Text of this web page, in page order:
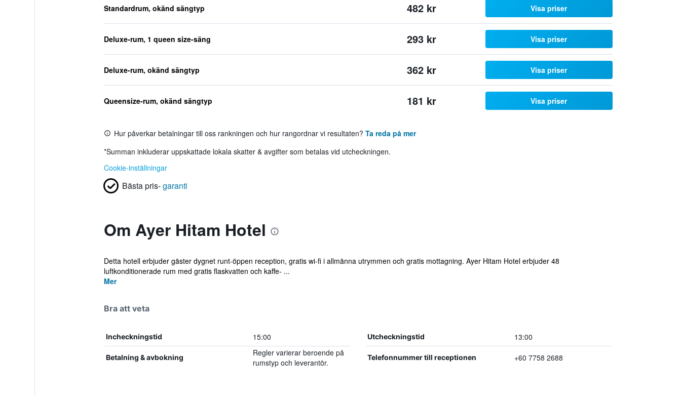
Standardrum, okänd sängtyp 482 kr Visa priser
Deluxe-rum, 1 queen size-säng 293 kr Visa priser
Deluxe-rum, okänd sängtyp 362 kr Visa priser
Queensize-rum, okänd sängtyp 181 kr Visa priser
Hur påverkar betalningar till oss rankningen och hur rangordnar vi resultaten? Ta reda på mer
*Summan inkluderar uppskattade lokala skatter & avgifter som betalas vid utcheckningen.
Cookie-inställningar
Bästa pris-garanti
Om Ayer Hitam Hotel
Detta hotell erbjuder gäster dygnet runt-öppen reception, gratis wi-fi i allmänna utrymmen och gratis mottagning. Ayer Hitam Hotel erbjuder 48
luftkonditionerade rum med gratis flaskvatten och kaffe- ...
Mer
Bra att veta
Incheckningstid 15:00 Utcheckningstid 13:00
Betalning & avbokning
Regler varierar beroende på
rumstyp och leverantör.
Telefonnummer till receptionen +60 7758 2688